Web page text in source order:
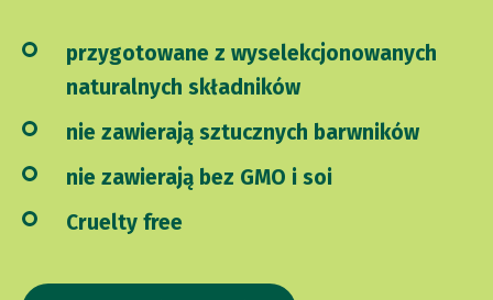
przygotowane z wyselekcjonowanych
naturalnych składników
nie zawierają sztucznych barwników
nie zawierają bez GMO i soi
Cruelty free